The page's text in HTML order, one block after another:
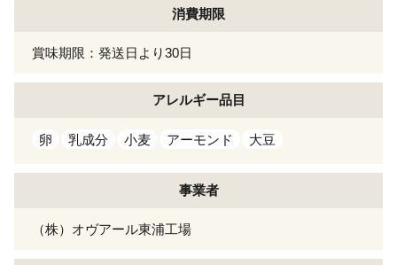
消費期限
賞味期限：発送日より30日
アレルギー品目
卵 乳成分 小麦 アーモンド 大豆
事業者
（株）オヴアール東浦工場